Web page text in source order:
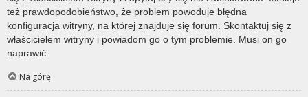
też prawdopodobieństwo, że problem powoduje błędna
konfiguracja witryny, na której znajduje się forum. Skontaktuj się z
właścicielem witryny i powiadom go o tym problemie. Musi on go
naprawić.
Na górę